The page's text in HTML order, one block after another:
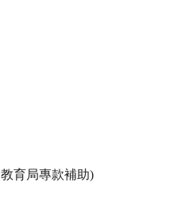
育局專款補助)